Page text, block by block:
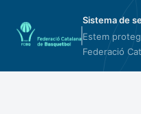
Sistema de
Estem
Federació